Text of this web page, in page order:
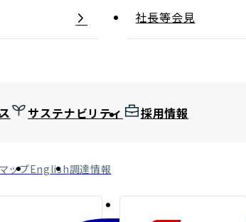
社長等会見
サステナビリティ 採用情報
ップEnglish調達情報